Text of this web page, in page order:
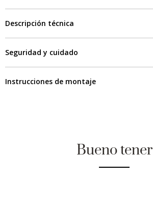
Descripción técnica
Seguridad y cuidado
Instrucciones de montaje
Bueno tener